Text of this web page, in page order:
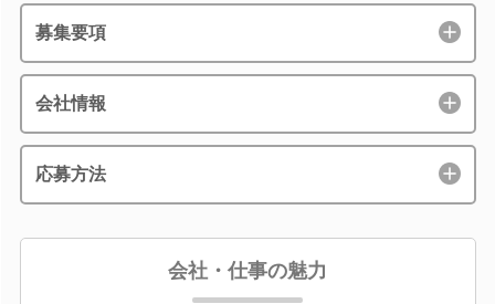
募集要項
会社情報
応募方法
会社・仕事の魅力